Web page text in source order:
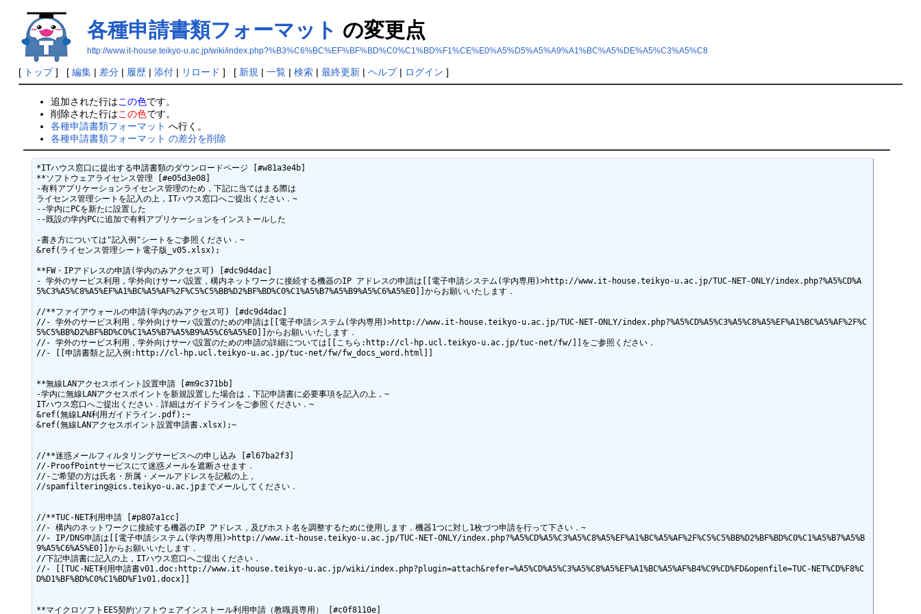
各種申請書類フォーマット の変更点
http://www.it-house.teikyo-u.ac.jp/wiki/index.php?%B3%C6%BC%EF%BF%BD%C0%C1%BD%F1%CE%E0%A5%D5%A5%A9%A1%BC%A5%DE%A5%C3%A5%C8
[ トップ] [ 編集| 差分| 履歴| 添付| リロード ] [ 新規 | 一覧| 検索| 最終更新| ヘルプ| ログイン ]
追加された行はこの色です。
削除された行はこの色です。
各種申請書類フォーマット へ行く。
各種申請書類フォーマット の差分を削除
*ITハウス窓口に提出する申請書類のダウンロードページ [#w81a3e4b]
**ソフトウェアライセンス管理 [#e05d3e08]
-有料アプリケーションライセンス管理のため，下記に当てはまる際は
ライセンス管理シートを記入の上，ITハウス窓口へご提出ください．~
--学内にPCを新たに設置した
--既設の学内PCに追加で有料アプリケーションをインストールした
-書き方については"記入例"シートをご参照ください．~
&ref(ライセンス管理シート電子版_v05.xlsx);
**FW・IPアドレスの申請(学内のみアクセス可) [#dc9d4dac]
- 学外のサービス利用，学外向けサーバ設置，構内ネットワークに接続する機器のIP アドレスの申請は[[電子申請システム(学内専用)>http://www.it-house.teikyo-u.ac.jp/TUC-NET-ONLY/index.php?%A5%CD%A
5%C3%A5%C8%A5%EF%A1%BC%A5%AF%2F%C5%C5%BB%D2%BF%BD%C0%C1%A5%B7%A5%B9%A5%C6%A5%E0]]からお願いいたします．
//**ファイアウォールの申請(学内のみアクセス可) [#dc9d4dac]
//- 学外のサービス利用，学外向けサーバ設置のための申請は[[電子申請システム(学内専用)>http://www.it-house.teikyo-u.ac.jp/TUC-NET-ONLY/index.php?%A5%CD%A5%C3%A5%C8%A5%EF%A1%BC%A5%AF%2F%C
5%C5%BB%D2%BF%BD%C0%C1%A5%B7%A5%B9%A5%C6%A5%E0]]からお願いいたします．
//- 学外のサービス利用，学外向けサーバ設置のための申請の詳細については[[こちら:http://cl-hp.ucl.teikyo-u.ac.jp/tuc-net/fw/]]をご参照ください．
//- [[申請書類と記入例:http://cl-hp.ucl.teikyo-u.ac.jp/tuc-net/fw/fw_docs_word.html]]
**無線LANアクセスポイント設置申請 [#m9c371bb]
-学内に無線LANアクセスポイントを新規設置した場合は，下記申請書に必要事項を記入の上，~
ITハウス窓口へご提出ください．詳細はガイドラインをご参照ください．~
&ref(無線LAN利用ガイドライン.pdf);~
&ref(無線LANアクセスポイント設置申請書.xlsx);~
//**迷惑メールフィルタリングサービスへの申し込み [#l67ba2f3]
//-ProofPointサービスにて迷惑メールを遮断させます．
//-ご希望の方は氏名・所属・メールアドレスを記載の上，
//spamfiltering@ics.teikyo-u.ac.jpまでメールしてください．
//**TUC-NET利用申請 [#p807a1cc]
//- 構内のネットワークに接続する機器のIP アドレス，及びホスト名を調整するために使用します．機器1つに対し1枚づつ申請を行って下さい．~
//- IP/DNS申請は[[電子申請システム(学内専用)>http://www.it-house.teikyo-u.ac.jp/TUC-NET-ONLY/index.php?%A5%CD%A5%C3%A5%C8%A5%EF%A1%BC%A5%AF%2F%C5%C5%BB%D2%BF%BD%C0%C1%A5%B7%A5%B
9%A5%C6%A5%E0]]からお願いいたします．
//下記申請書に記入の上，ITハウス窓口へご提出ください．
//- [[TUC-NET利用申請書v01.doc:http://www.it-house.teikyo-u.ac.jp/wiki/index.php?plugin=attach&refer=%A5%CD%A5%C3%A5%C8%A5%EF%A1%BC%A5%AF%B4%C9%CD%FD&openfile=TUC-NET%CD%F8%C
D%D1%BF%BD%C0%C1%BD%F1v01.docx]]